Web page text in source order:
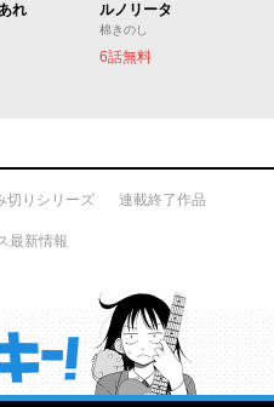
れ ルノリータ
棉きのし
6話無料
切りシリーズ 連載終了作品
最新情報